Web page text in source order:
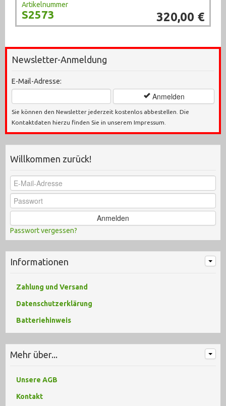
Artikelnummer
S2573 320,00 €
Newsletter-Anmeldung
E-Mail-Adresse:
Anmelden
Sie können den Newsletter jederzeit kostenlos abbestellen. Die
Kontaktdaten hierzu finden Sie in unserem Impressum.
Willkommen zurück!
Anmelden
Passwort vergessen?
Informationen
Zahlung und Versand
Datenschutzerklärung
Batteriehinweis
Mehr über...
Unsere AGB
Kontakt